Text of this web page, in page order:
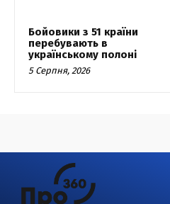
Бойовики з 51 країни
перебувають в
українському полоні
5 Серпня, 2026